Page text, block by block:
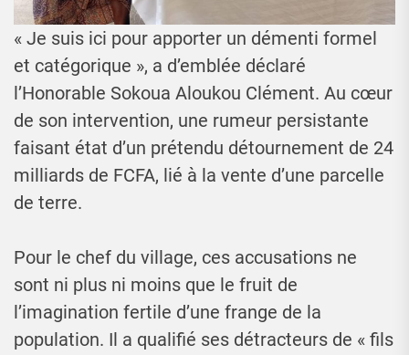
« Je suis ici pour apporter un démenti formel
et catégorique », a d’emblée déclaré
l’Honorable Sokoua Aloukou Clément. Au cœur
de son intervention, une rumeur persistante
faisant état d’un prétendu détournement de 24
milliards de FCFA, lié à la vente d’une parcelle
de terre.
Pour le chef du village, ces accusations ne
sont ni plus ni moins que le fruit de
l’imagination fertile d’une frange de la
population. Il a qualifié ses détracteurs de « fils